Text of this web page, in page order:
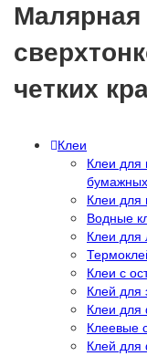
Малярная
четких
Клеи
Клеи для
Клеи для
Водные
Клеи для
Клеи с
Клей для
Клеи для
Клеевые
Клей для